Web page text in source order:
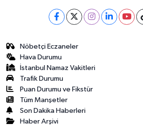
Nöbetçi Eczaneler
Hava Durumu
İstanbul Namaz Vakitleri
Trafik Durumu
Puan Durumu ve Fikstür
Tüm Manşetler
Son Dakika Haberleri
Haber Arşivi